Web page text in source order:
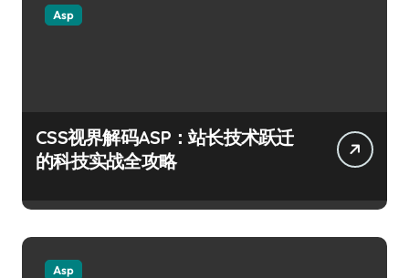
Asp
CSS视界解码ASP：站长技术跃迁
的科技实战全攻略
Asp